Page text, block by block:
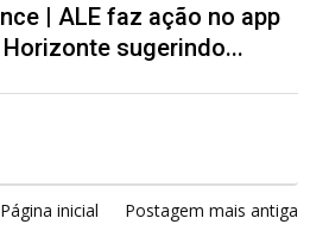
| ALE faz ação no app
sugerindo...
Página inicial Postagem mais antiga